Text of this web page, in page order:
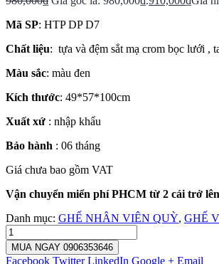
Mã SP: HTP DP D7
Chất liệu: tựa và đệm sắt mạ crom bọc lưới ,
Màu sắc: màu đen
Kích thước: 49*57*100cm
Xuất xứ : nhập khẩu
Bảo hành : 06 tháng
Giá chưa bao gồm VAT
Vận chuyển miển phí PHCM từ 2 cái trở lên
Danh mục: GHẾ NHÂN VIÊN QUỲ, GHẾ
MUA NGAY 0906353646
Facebook Twitter LinkedIn Google + Email